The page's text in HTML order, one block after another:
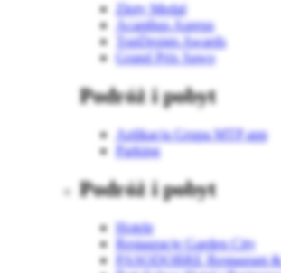
Złoty Medal
Acanthus Aureus
TopDesign Awards
Grand Prix Sawo
Podróż i pobyt
Aplikacja Grupa MTP app
Parking
Podróż i pobyt
Hotele
Restauracje Garden City
PASODOBRE Restaurant